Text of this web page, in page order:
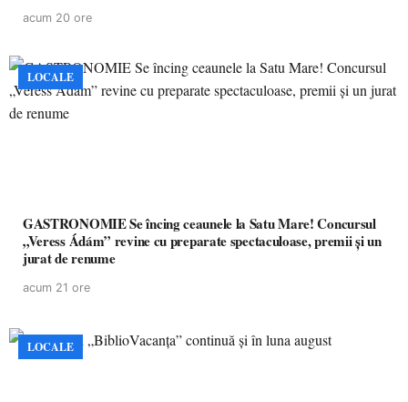
acum 20 ore
LOCALE
GASTRONOMIE Se încing ceaunele la Satu Mare! Concursul
„Veress Ádám” revine cu preparate spectaculoase, premii și un
jurat de renume
acum 21 ore
LOCALE